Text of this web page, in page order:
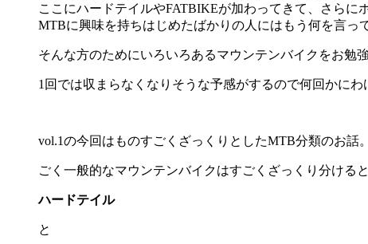
ここにハードテイルやFATBIKEが加わってきて、さらに
MTBに興味を持ちはじめたばかりの人にはもう何を言っ
そんな方のためにいろいろあるマウンテンバイクをお勉
1回では収まらなくなりそうな予感がするので何回かにわ
vol.1の今回はものすごくざっくりとしたMTB分類のお話。
ごく一般的なマウンテンバイクはすごくざっくり分けると
ハードテイル
と